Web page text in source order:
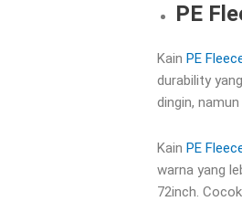
PE
Kain PE
durability
dingin,
Kain PE
warna yang
72inch.